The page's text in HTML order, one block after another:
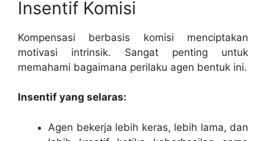
Insentif Komisi
Kompensasi berbasis komisi menciptakan
motivasi intrinsik. Sangat penting untuk
memahami bagaimana perilaku agen bentuk ini.
Insentif yang selaras:
Agen bekerja lebih keras, lebih lama, dan